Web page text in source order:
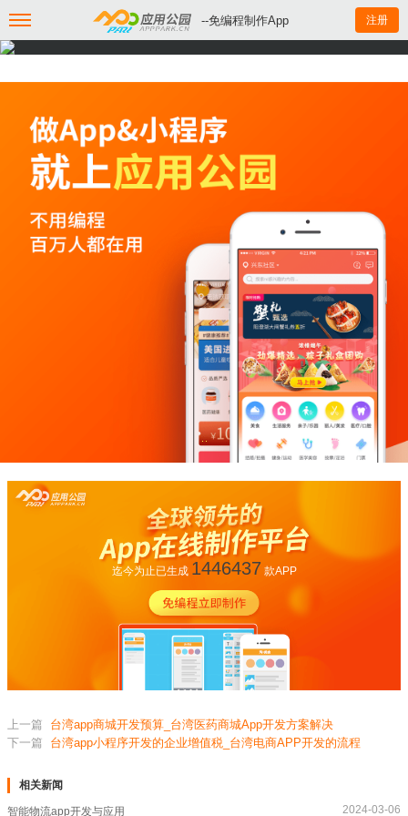
--免编程制作App 注册
迄今为止已生成 1446437 款APP
上一篇
台湾app商城开发预算_台湾医药商城App开发方案解决
下一篇
台湾app小程序开发的企业增值税_台湾电商APP开发的流程
相关新闻
智能物流app开发与应用 2024-03-06